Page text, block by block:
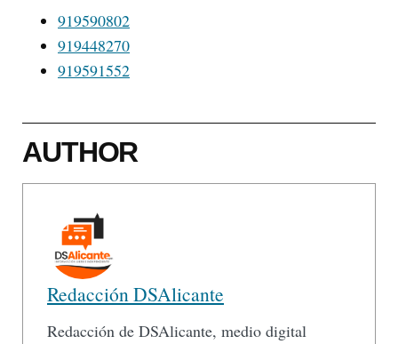
919590802
919448270
919591552
AUTHOR
Redacción DSAlicante
Redacción de DSAlicante, medio digital